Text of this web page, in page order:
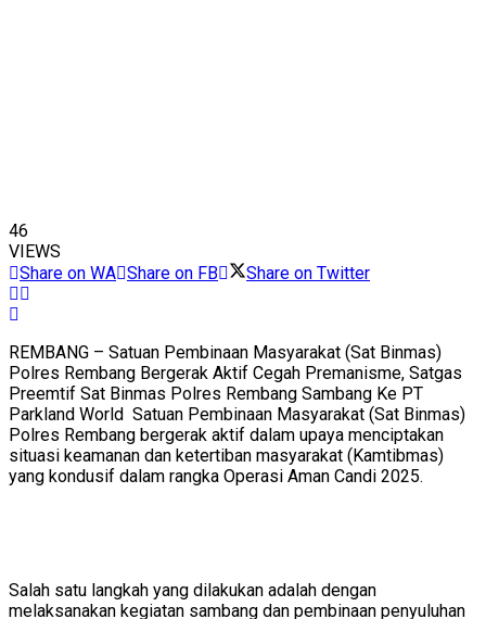
46
VIEWS
Share on WA Share on FB Share on Twitter
REMBANG – Satuan Pembinaan Masyarakat (Sat Binmas)
Polres Rembang Bergerak Aktif Cegah Premanisme, Satgas
Preemtif Sat Binmas Polres Rembang Sambang Ke PT
Parkland World Satuan Pembinaan Masyarakat (Sat Binmas)
Polres Rembang bergerak aktif dalam upaya menciptakan
situasi keamanan dan ketertiban masyarakat (Kamtibmas)
yang kondusif dalam rangka Operasi Aman Candi 2025.
Salah satu langkah yang dilakukan adalah dengan
melaksanakan kegiatan sambang dan pembinaan penyuluhan